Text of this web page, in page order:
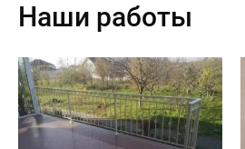
Наши работы